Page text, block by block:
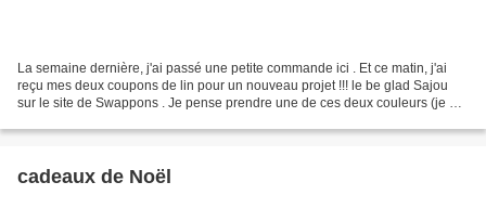
La semaine dernière, j'ai passé une petite commande ici . Et ce matin, j'ai
reçu mes deux coupons de lin pour un nouveau projet !!! le be glad Sajou
sur le site de Swappons . Je pense prendre une de ces deux couleurs (je ne
cadeaux de Noël